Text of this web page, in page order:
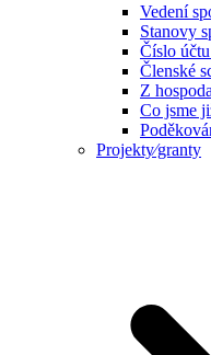
Vedení
Stanovy
Číslo
Členské
Z
Co jsme
Projekty⁄granty